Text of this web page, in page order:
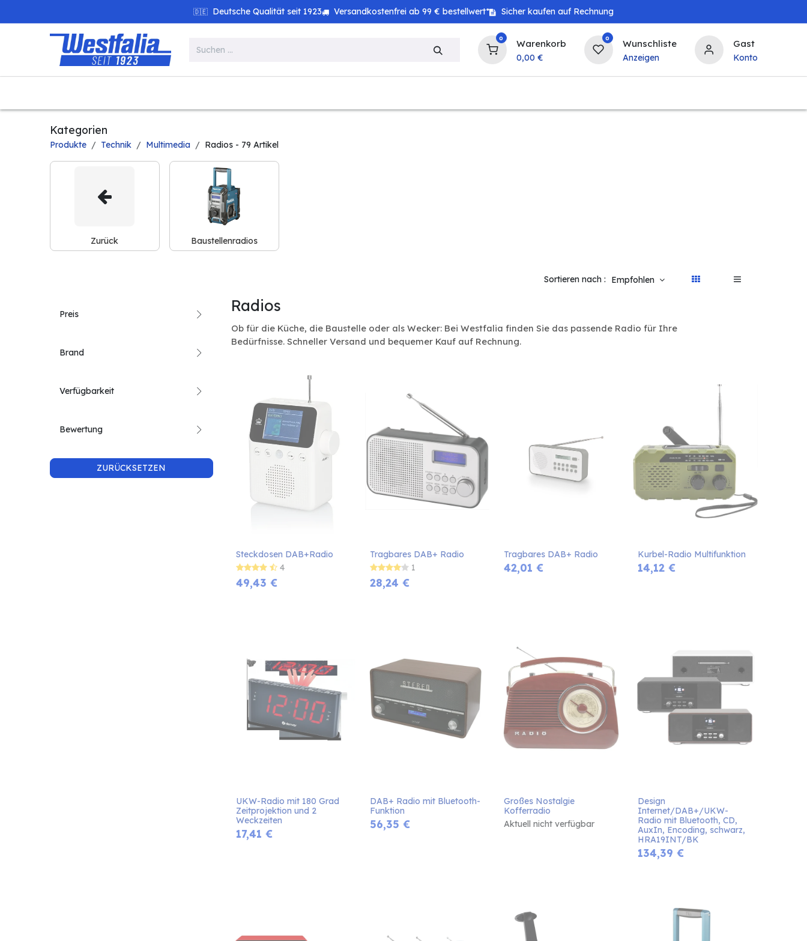
🇩🇪 Deutsche Qualität seit 1923 Versandkostenfrei ab 99 € bestellwert* Sicher kaufen auf Rechnung
0 Warenkorb
0,00 €
0 Wunschliste
Anzeigen
Gast
Konto
Kategorien
Produkte Technik Multimedia Radios- 79 Artikel
Zurück Baustellenradios
Sortieren nach : Empfohlen
Preis
Brand
Verfügbarkeit
Bewertung
ZURÜCKSETZEN
Radios
Ob für die Küche, die Baustelle oder als Wecker: Bei Westfalia finden Sie das passende Radio für Ihre
Bedürfnisse. Schneller Versand und bequemer Kauf auf Rechnung.
Steckdosen DAB+Radio
4
49,43 €
Tragbares DAB+ Radio
1
28,24 €
Tragbares DAB+ Radio
42,01 €
Kurbel-Radio Multifunktion
14,12 €
UKW-Radio mit 180 Grad
Zeitprojektion und 2
Weckzeiten
17,41 €
DAB+ Radio mit Bluetooth-
Funktion
56,35 €
Großes Nostalgie
Kofferradio
Aktuell nicht verfügbar
Design
Internet/DAB+/UKW-
Radio mit Bluetooth, CD,
AuxIn, Encoding, schwarz,
HRA19INT/BK
134,39 €